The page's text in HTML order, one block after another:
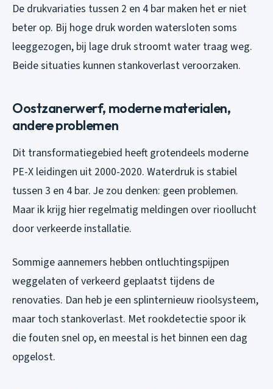
De drukvariaties tussen 2 en 4 bar maken het er niet
beter op. Bij hoge druk worden watersloten soms
leeggezogen, bij lage druk stroomt water traag weg.
Beide situaties kunnen stankoverlast veroorzaken.
Oostzanerwerf, moderne materialen,
andere problemen
Dit transformatiegebied heeft grotendeels moderne
PE-X leidingen uit 2000-2020. Waterdruk is stabiel
tussen 3 en 4 bar. Je zou denken: geen problemen.
Maar ik krijg hier regelmatig meldingen over rioollucht
door verkeerde installatie.
Sommige aannemers hebben ontluchtingspijpen
weggelaten of verkeerd geplaatst tijdens de
renovaties. Dan heb je een splinternieuw rioolsysteem,
maar toch stankoverlast. Met rookdetectie spoor ik
die fouten snel op, en meestal is het binnen een dag
opgelost.